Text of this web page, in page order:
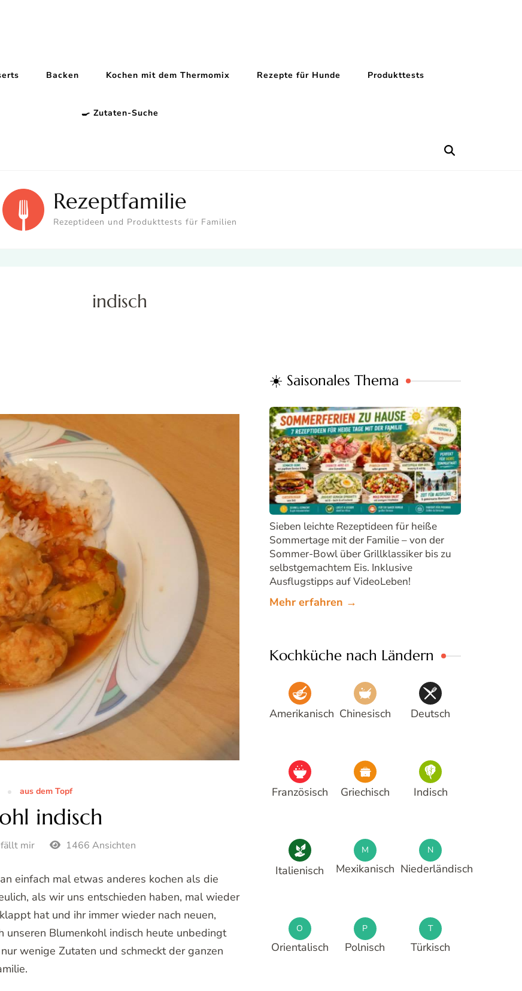
Backen Kochen mit dem Thermomix Rezepte für Hunde Produkttests
🍳 Zutaten-Suche
Rezeptfamilie
Rezeptideen und Produkttests für Familien
indisch
aus dem Topf
indisch
mir 1466 Ansichten
einfach mal etwas anderes kochen als die
als wir uns entschieden haben, mal wieder
hat und ihr immer wieder nach neuen,
unseren Blumenkohl indisch heute unbedingt
wenige Zutaten und schmeckt der ganzen
☀️ Saisonales Thema
Sieben leichte Rezeptideen für heiße
Sommertage mit der Familie – von der
Sommer-Bowl über Grillklassiker bis zu
selbstgemachtem Eis. Inklusive
Ausflugstipps auf VideoLeben!
Mehr erfahren →
Kochküche nach Ländern
Amerikanisch Chinesisch Deutsch
Französisch Griechisch Indisch
Italienisch
M
Mexikanisch
N
Niederländisch
O
Orientalisch
P
Polnisch
T
Türkisch